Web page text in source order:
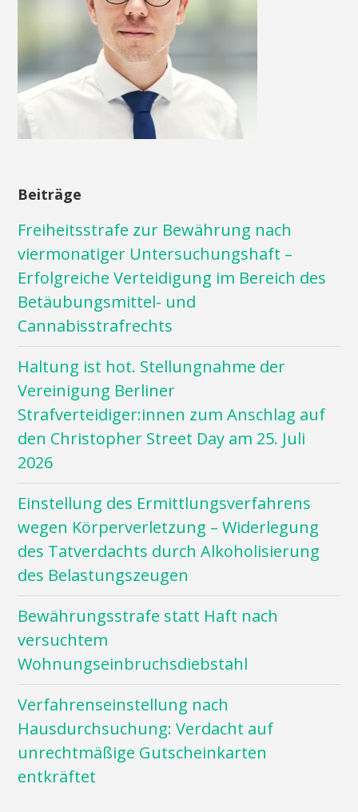
Beiträge
Freiheitsstrafe zur Bewährung nach
viermonatiger Untersuchungshaft –
Erfolgreiche Verteidigung im Bereich des
Betäubungsmittel- und
Cannabisstrafrechts
Haltung ist hot. Stellungnahme der
Vereinigung Berliner
Strafverteidiger:innen zum Anschlag auf
den Christopher Street Day am 25. Juli
2026
Einstellung des Ermittlungsverfahrens
wegen Körperverletzung – Widerlegung
des Tatverdachts durch Alkoholisierung
des Belastungszeugen
Bewährungsstrafe statt Haft nach
versuchtem
Wohnungseinbruchsdiebstahl
Verfahrenseinstellung nach
Hausdurchsuchung: Verdacht auf
unrechtmäßige Gutscheinkarten
entkräftet